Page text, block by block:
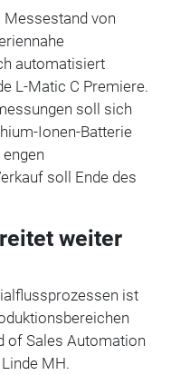
Messestand von
automatisiert
L-Matic C Premiere.
soll sich
Ionen-Batterie
soll Ende des
weiter
ist
of Sales Automation
MH.